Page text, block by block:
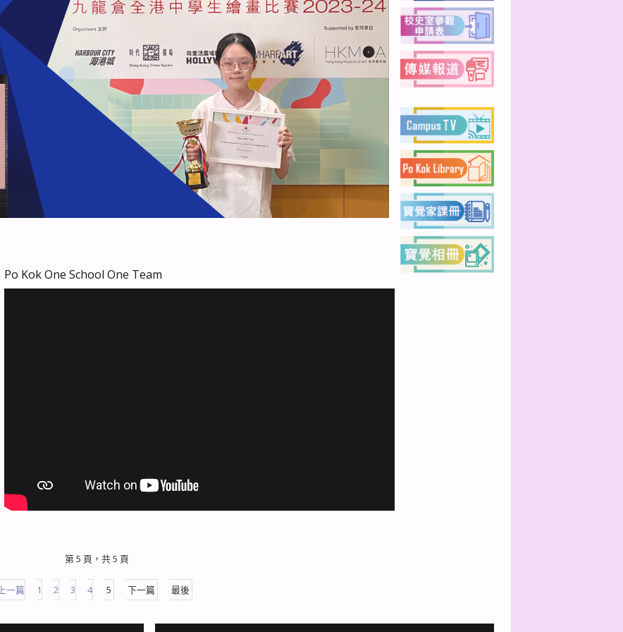
Po Kok One School One Team
第 5 頁，共 5 頁
上一篇 1 2 3 4 5 下一篇 最後